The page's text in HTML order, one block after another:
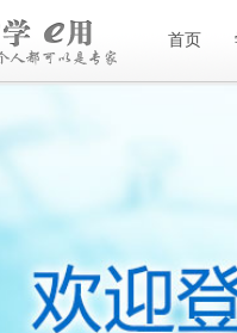
首页